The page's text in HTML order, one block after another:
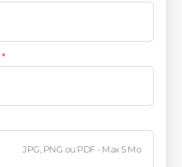
JPG, PNG ou PDF - Max 5 Mo